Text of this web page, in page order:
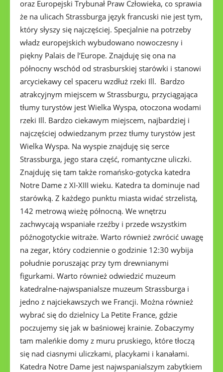
oraz Europejski Trybunał Praw Człowieka, co sprawia
że na ulicach Strassburga język francuski nie jest tym,
który słyszy się najczęściej. Specjalnie na potrzeby
władz europejskich wybudowano nowoczesny i
piękny Palais de l’Europe. Znajduję się ona na
północny wschód od strasburskiej starówki i stanowi
arcyciekawy cel spaceru wzdłuż rzeki Ill. Bardzo
atrakcyjnym miejscem w Strassburgu, przyciągająca
tłumy turystów jest Wielka Wyspa, otoczona wodami
rzeki Ill. Bardzo ciekawym miejscem, najbardziej i
najczęściej odwiedzanym przez tłumy turystów jest
Wielka Wyspa. Na wyspie znajduję się serce
Strassburga, jego stara część, romantyczne uliczki.
Znajduję się tam także romańsko-gotycka katedra
Notre Dame z XI-XIII wieku. Katedra ta dominuje nad
starówką. Z każdego punktu miasta widać strzelistą,
142 metrową wieżę północną. We wnętrzu
zachwycają wspaniałe rzeźby i przede wszystkim
późnogotyckie witraże. Warto również zwrócić uwagę
na zegar, który codziennie o godzinie 12:30 wybija
południe poruszając przy tym drewnianymi
figurkami. Warto również odwiedzić muzeum
katedralne-najwspanialsze muzeum Strassburga i
jedno z najciekawszych we Francji. Można również
wybrać się do dzielnicy La Petite France, gdzie
poczujemy się jak w baśniowej krainie. Zobaczymy
tam maleńkie domy z muru pruskiego, które tłoczą
się nad ciasnymi uliczkami, placykami i kanałami.
Katedra Notre Dame jest najwspanialszym zabytkiem